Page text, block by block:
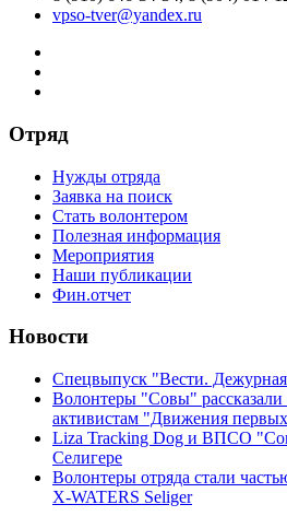
vpso-tver@yandex.ru
Отряд
Нужды отряда
Заявка на поиск
Стать волонтером
Полезная информация
Мероприятия
Наши публикации
Фин.отчет
Новости
Спецвыпуск "Вести. Дежурная
Волонтеры "Совы" рассказали
активистам "Движения
Liza Tracking Dog и ВПСО
Селигере
Волонтеры отряда стали
X-WATERS Seliger